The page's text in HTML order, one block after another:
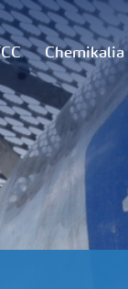
Chemikalia